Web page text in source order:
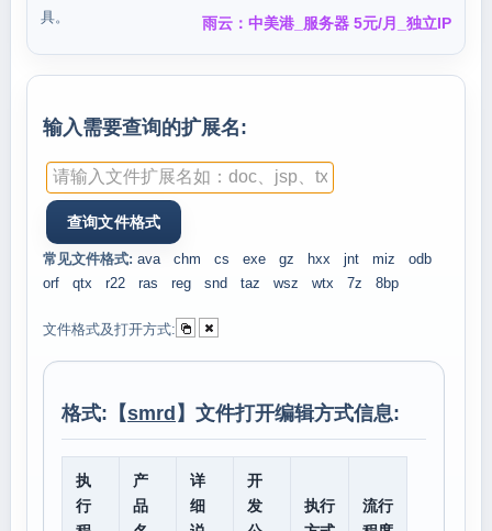
具。
雨云：中美港_服务器 5元/月_独立IP
输入需要查询的扩展名:
常见文件格式: ava chm cs exe gz hxx jnt miz
odb
orf
qtx r22 ras reg snd taz wsz wtx 7z 8bp
文件格式及打开方式:
格式:【smrd 】文件打开编辑方式信息:
执
行
产
品
详
细
开
发
执行
流行